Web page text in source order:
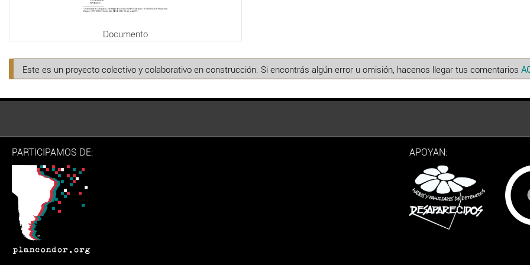
Documento
Este es un proyecto colectivo y colaborativo en construcción. Si encontrás algún error u omisión, hacenos llegar tus comentarios
PARTICIPAMOS DE: APOYAN: